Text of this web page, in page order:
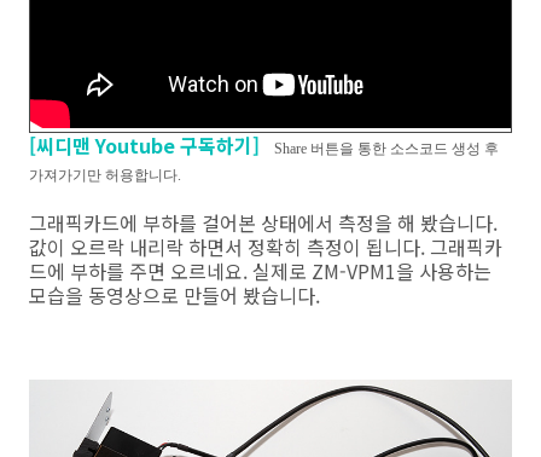
[씨디맨 Youtube 구독하기]
Share 버튼을 통한 소스코드 생성 후
가져가기만 허용합니다.
그래픽카드에 부하를 걸어본 상태에서 측정을 해 봤습니다.
값이 오르락 내리락 하면서 정확히 측정이 됩니다. 그래픽카
드에 부하를 주면 오르네요. 실제로 ZM-VPM1을 사용하는
모습을 동영상으로 만들어 봤습니다.